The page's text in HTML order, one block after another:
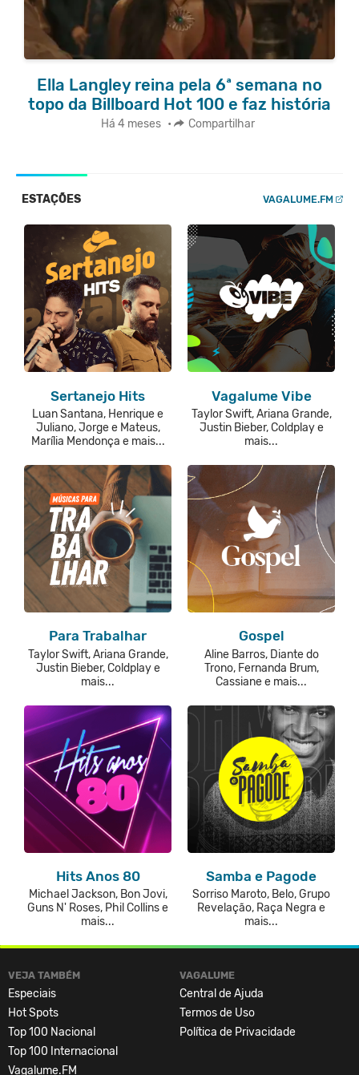
Ella Langley reina pela 6ª semana no
topo da Billboard Hot 100 e faz história
Há 4 meses • Compartilhar
ESTAÇÕES VAGALUME.FM
Sertanejo Hits
Luan Santana, Henrique e
Juliano, Jorge e Mateus,
Marília Mendonça e mais...
Vagalume Vibe
Taylor Swift, Ariana Grande,
Justin Bieber, Coldplay e
mais...
Para Trabalhar
Taylor Swift, Ariana Grande,
Justin Bieber, Coldplay e
mais...
Gospel
Aline Barros, Diante do
Trono, Fernanda Brum,
Cassiane e mais...
Hits Anos 80
Michael Jackson, Bon Jovi,
Guns N' Roses, Phil Collins e
mais...
Samba e Pagode
Sorriso Maroto, Belo, Grupo
Revelação, Raça Negra e
mais...
VEJA TAMBÉM
Especiais
Hot Spots
Top 100 Nacional
Top 100 Internacional
Vagalume.FM
VAGALUME
Central de Ajuda
Termos de Uso
Política de Privacidade